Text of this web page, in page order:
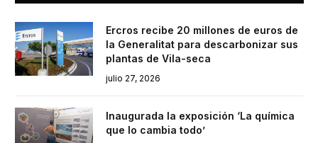
Ercros recibe 20 millones de euros de
la Generalitat para descarbonizar sus
plantas de Vila-seca
julio 27, 2026
Inaugurada la exposición ‘La química
que lo cambia todo’